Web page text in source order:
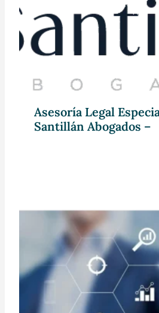
Asesoría Legal
Santillán Abogados –